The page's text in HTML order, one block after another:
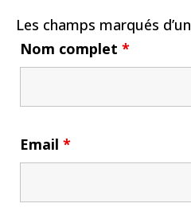
Les champs marqués d’un
Nom complet *
Email *